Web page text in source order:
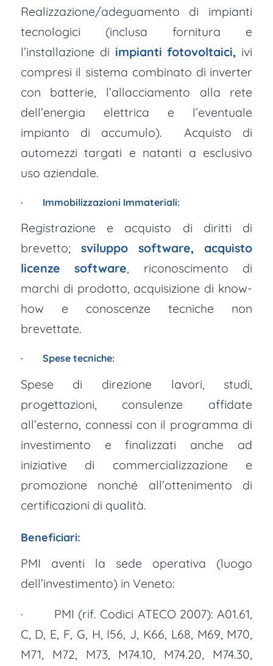
Realizzazione/adeguamento di impianti
tecnologici (inclusa fornitura e
l’installazione di impianti fotovoltaici, ivi
compresi il sistema combinato di inverter
con batterie, l’allacciamento alla rete
dell’energia elettrica e l’eventuale
impianto di accumulo). Acquisto di
automezzi targati e natanti a esclusivo
uso aziendale.
· Immobilizzazioni Immateriali:
Registrazione e acquisto di diritti di
brevetto; sviluppo software, acquisto
licenze software, riconoscimento di
marchi di prodotto, acquisizione di know-
how e conoscenze tecniche non
brevettate.
· Spese tecniche:
Spese di direzione lavori, studi,
progettazioni, consulenze affidate
all’esterno, connessi con il programma di
investimento e finalizzati anche ad
iniziative di commercializzazione e
promozione nonché all’ottenimento di
certificazioni di qualità.
Beneficiari:
PMI aventi la sede operativa (luogo
dell’investimento) in Veneto:
· PMI (rif. Codici ATECO 2007): A01.61,
C, D, E, F, G, H, I56, J, K66, L68, M69, M70,
M71, M72, M73, M74.10, M74.20, M74.30,